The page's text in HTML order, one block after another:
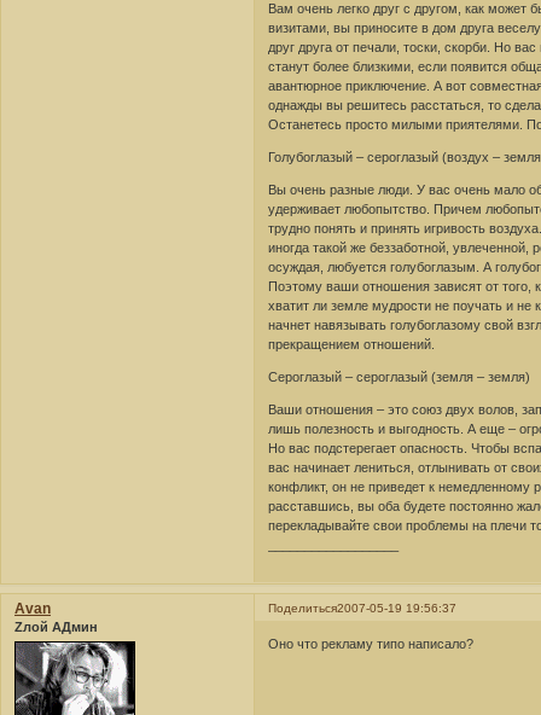
Вам очень легко друг с другом, как может
визитами, вы приносите в дом друга
друг друга от печали, тоски, скорби. Но
станут более близкими, если появится
авантюрное приключение. А вот
однажды вы решитесь расстаться, то
Останетесь просто милыми приятелями.
Голубоглазый – сероглазый (воздух –
Вы очень разные люди. У вас очень мало
удерживает любопытство. Причем
трудно понять и принять игривость
иногда такой же беззаботной,
осуждая, любуется голубоглазым. А
Поэтому ваши отношения зависят от того,
хватит ли земле мудрости не поучать и не
начнет навязывать голубоглазому свой
прекращением отношений.
Сероглазый – сероглазый (земля – земля)
Ваши отношения – это союз двух волов,
лишь полезность и выгодность. А еще –
Но вас подстерегает опасность. Чтобы
вас начинает лениться, отлынивать от
конфликт, он не приведет к
расставшись, вы оба будете постоянно
перекладывайте свои проблемы на плечи
Поделиться2007-05-19 19:56:37
Avan
Zлой АДмин
Оно что рекламу типо написало?